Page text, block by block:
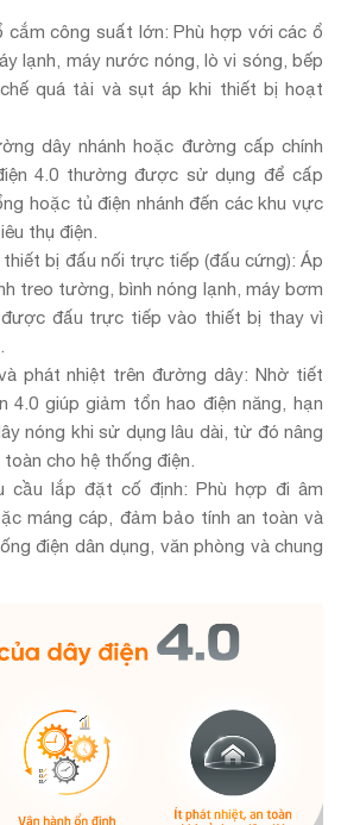
cắm công suất lớn: Phù hợp với các ổ
lạnh, máy nước nóng, lò vi sóng, bếp
quá tải và sụt áp khi thiết bị hoạt
dây nhánh hoặc đường cấp chính
4.0 thường được sử dụng để cấp
hoặc tủ điện nhánh đến các khu vực
thụ điện.
bị đấu nối trực tiếp (đấu cứng): Áp
treo tường, bình nóng lạnh, máy bơm
đấu trực tiếp vào thiết bị thay vì
phát nhiệt trên đường dây: Nhờ tiết
4.0 giúp giảm tổn hao điện năng, hạn
nóng khi sử dụng lâu dài, từ đó nâng
cho hệ thống điện.
cầu lắp đặt cố định: Phù hợp đi âm
máng cáp, đảm bảo tính an toàn và
điện dân dụng, văn phòng và chung